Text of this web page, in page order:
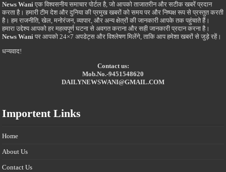
News Wani एक विश्वसनीय समाचार पोर्टल है, जो आपको ताजातरीन और सटीक खबरें प्रदान
करता है। हमारी टीम देश और दुनिया की प्रमुख खबरों को समय पर और निष्पक्ष रूप से प्रस्तुत करती
है। हम राजनीति, खेल, मनोरंजन, व्यापार, और अन्य क्षेत्रों की जानकारी आपके तक पहुंचाते हैं।
हमारा उद्देश्य आपको हर महत्वपूर्ण घटना से अवगत कराना और सही जानकारी प्रदान करना है।
News Wani पर आपको 24×7 अपडेट्स और विश्लेषण मिलेंगे, ताकि आप हमेशा खबरों से जुड़े रहें।
धन्यवाद!
Contact us:
Mob.No.-9451548620
DAILYNEWSWANI@GMAIL.COM
Importent Links
Home
About Us
Contact Us